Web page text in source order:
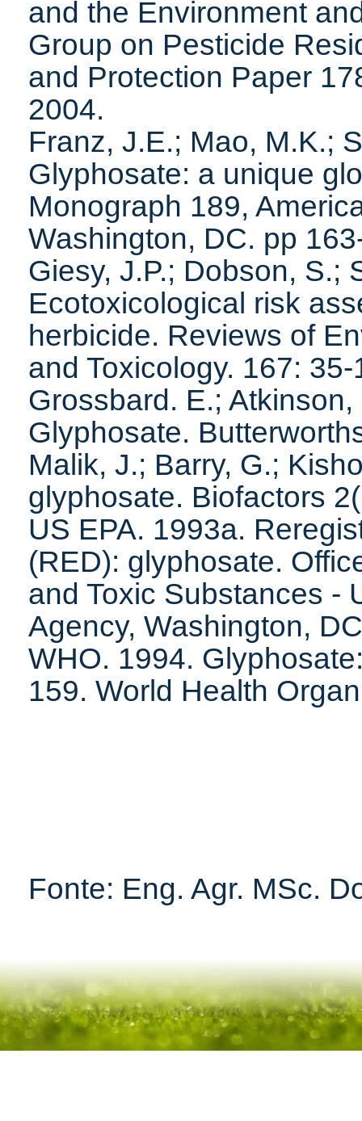
and the Environment
Group on Pesticide
and Protection Paper
2004.
Franz, J.E.; Mao, M.K.;
Glyphosate: a unique
Monograph 189,
Washington, DC. pp
Giesy, J.P.; Dobson, S.;
Ecotoxicological risk
herbicide. Reviews of
and Toxicology. 167: 35-
Grossbard. E.;
Glyphosate.
Malik, J.; Barry, G.;
glyphosate. Biofactors
US EPA. 1993a.
(RED): glyphosate.
and Toxic Substances -
Agency, Washington,
WHO. 1994.
159. World Health
Fonte: Eng. Agr. MSc.